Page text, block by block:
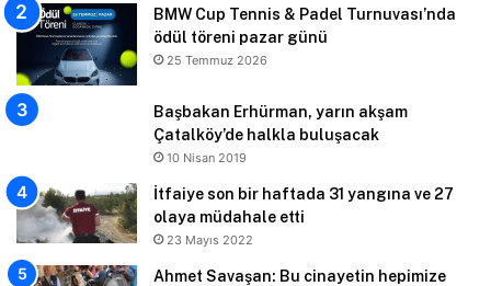
BMW Cup Tennis & Padel Turnuvası’nda
ödül töreni pazar günü
25 Temmuz 2026
Başbakan Erhürman, yarın akşam
Çatalköy’de halkla buluşacak
10 Nisan 2019
İtfaiye son bir haftada 31 yangına ve 27
olaya müdahale etti
23 Mayıs 2022
Ahmet Savaşan: Bu cinayetin hepimize